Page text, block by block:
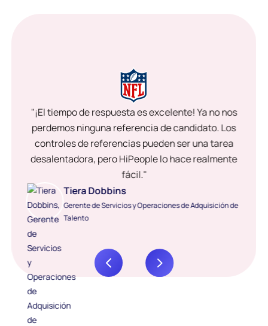
"¡El tiempo de respuesta es excelente! Ya no nos
perdemos ninguna referencia de candidato. Los
controles de referencias pueden ser una tarea
desalentadora, pero HiPeople lo hace realmente
fácil."
Tiera Dobbins
Gerente de Servicios y Operaciones de Adquisición de
Talento